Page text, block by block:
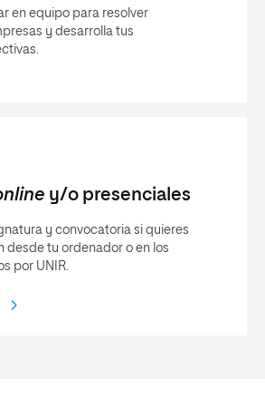
en equipo para resolver
y desarrolla tus
y/o presenciales
y convocatoria si quieres
desde tu ordenador o en los
por UNIR.